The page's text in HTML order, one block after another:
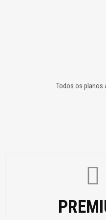
Todos os planos